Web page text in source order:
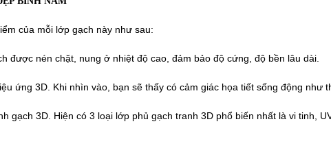
của mỗi lớp gạch này như sau:
được nén chặt, nung ở nhiệt độ cao, đảm bảo độ cứng, độ bền lâu dài.
ứng 3D. Khi nhìn vào, bạn sẽ thấy có cảm giác họa tiết sống động như
gạch 3D. Hiện có 3 loại lớp phủ gạch tranh 3D phổ biến nhất là vi tinh,